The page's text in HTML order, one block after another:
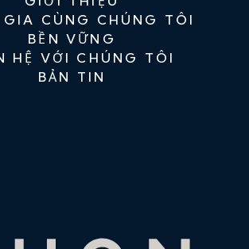
GIA CÙNG CHÚNG TÔI
BỀN VỮNG
HỆ VỚI CHÚNG TÔI
BẢN TIN